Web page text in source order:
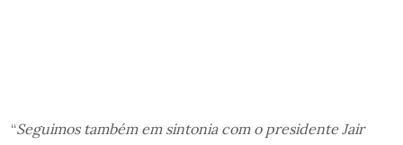
“Seguimos também em sintonia com o presidente Jair